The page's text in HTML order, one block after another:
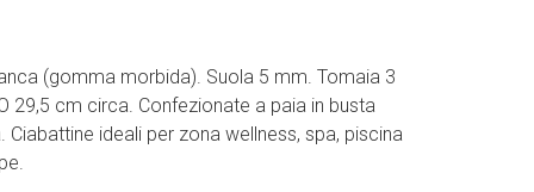
(gomma morbida). Suola 5 mm. Tomaia 3
29,5 cm circa. Confezionate a paia in busta
Ciabattine ideali per zona wellness, spa, piscina